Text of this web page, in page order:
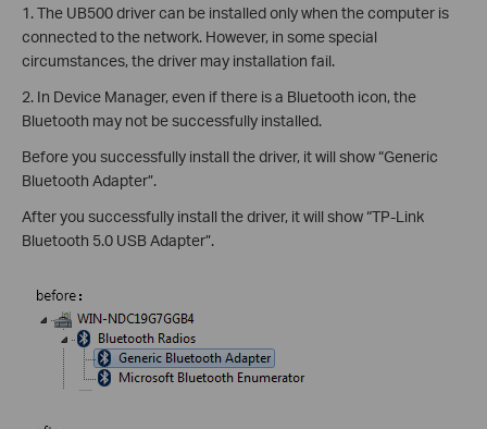
1. The UB500 driver can be installed only when the computer is
connected to the network. However, in some special
circumstances, the driver may installation fail.
2. In Device Manager, even if there is a Bluetooth icon, the
Bluetooth may not be successfully installed.
Before you successfully install the driver, it will show “Generic
Bluetooth Adapter”.
After you successfully install the driver, it will show “TP-Link
Bluetooth 5.0 USB Adapter”.